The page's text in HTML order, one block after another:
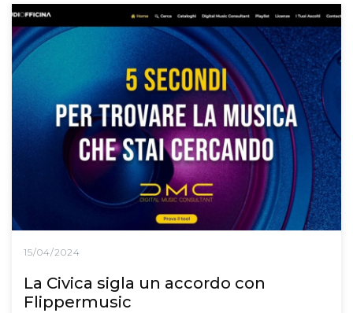
15/04/2024
La Civica sigla un accordo con
Flippermusic